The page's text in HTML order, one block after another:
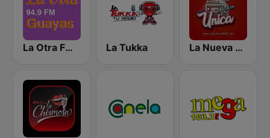
La Otra FM - Guayaquil La Tukka La Nueva Unica 94.5 FM